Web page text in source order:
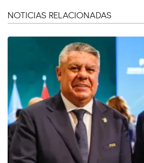
NOTICIAS RELACIONADAS